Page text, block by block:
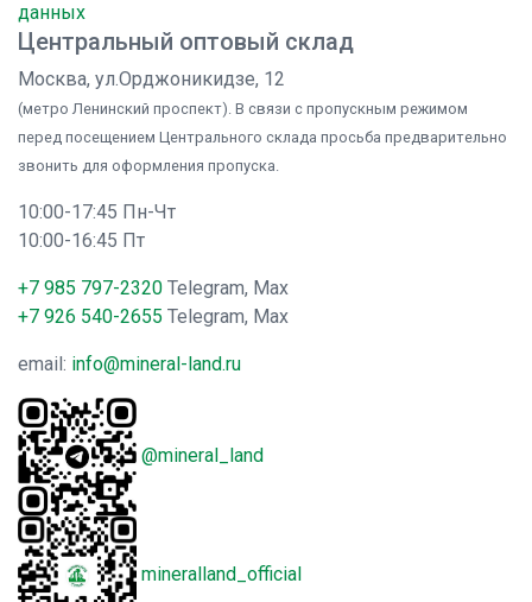
данных
Центральный оптовый склад
Москва, ул.Орджоникидзе, 12
(метро Ленинский проспект). В связи с пропускным режимом
перед посещением Центрального склада просьба предварительно
звонить для оформления пропуска.
10:00-17:45 Пн-Чт
10:00-16:45 Пт
+7 985 797-2320 Telegram, Max
+7 926 540-2655 Telegram, Max
email: info@mineral-land.ru
@mineral_land
mineralland_official